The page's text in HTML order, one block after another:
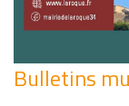
Bulletins